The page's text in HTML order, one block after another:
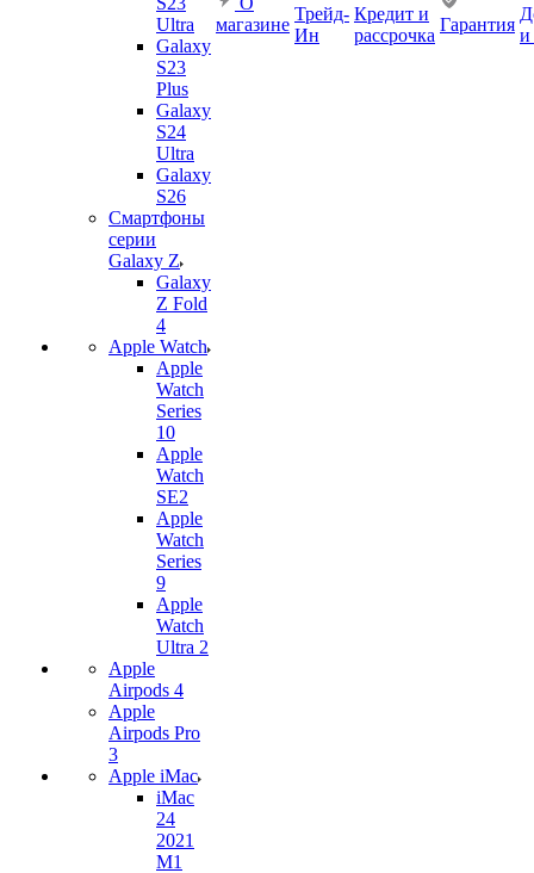
Ultra
Galaxy
S23
Plus
Galaxy
S24
Ultra
Galaxy
S26
Смартфоны
серии
Galaxy Z
Galaxy
Z Fold
4
Apple Watch
Apple
Watch
Series
10
Apple
Watch
SE2
Apple
Watch
Series
9
Apple
Watch
Ultra 2
Apple
Airpods 4
Apple
Airpods Pro
3
Apple iMac
iMac
24
2021
M1
магазине
Трейд-
Ин
Кредит и
рассрочка
Гарантия
и